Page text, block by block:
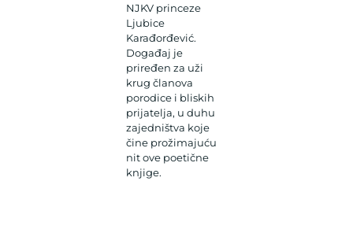
NJKV princeze
Ljubice
Karađorđević.
Događaj je
priređen za uži
krug članova
porodice i bliskih
prijatelja, u duhu
zajedništva koje
čine prožimajuću
nit ove poetične
knjige.